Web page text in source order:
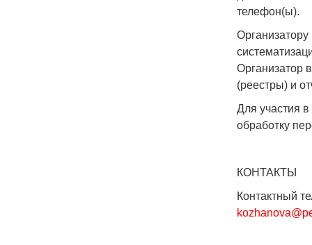
телефон(ы).
Организатор
(реестры) и
Для участия
обработку
КОНТАКТЫ
Контактный